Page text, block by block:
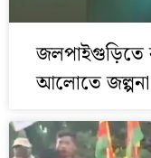
জলপাইগুড়িতে
আলোতে জল্পনা